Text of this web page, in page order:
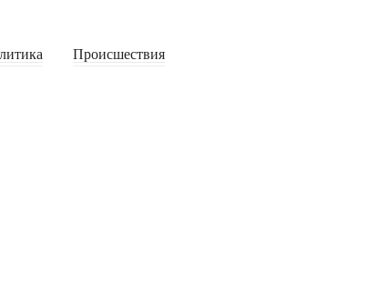
Происшествия